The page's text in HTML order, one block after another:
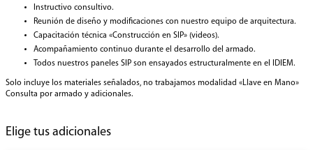
Instructivo consultivo.
Reunión de diseño y modificaciones con nuestro equipo de arquitectura.
Capacitación técnica «Construcción en SIP» (videos).
Acompañamiento continuo durante el desarrollo del armado.
Todos nuestros paneles SIP son ensayados estructuralmente en el IDIEM.
Solo incluye los materiales señalados, no trabajamos modalidad «Llave en Mano»
Consulta por armado y adicionales.
Elige tus adicionales